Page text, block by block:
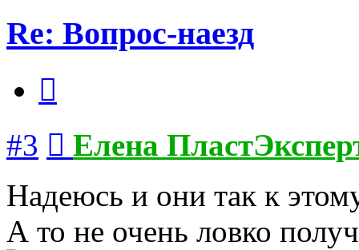
Re: Вопрос-наезд
#3
Елена
Надеюсь и они так к
А то не очень ловко